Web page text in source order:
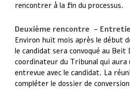
rencontrer à la fin du processus.
Deuxième rencontre –
Environ huit mois après le début
le candidat sera convoqué au Beit
coordinateur du Tribunal qui aura
entrevue avec le candidat. La
compléter le dossier de